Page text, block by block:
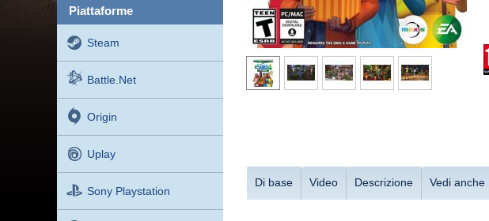
piattaforme
Steam
Battle.net
Origin
Uplay
Sony Playstation
Di base Video Descrizione Vedi anche